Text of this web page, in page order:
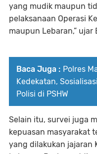
yang mudik maupun
pelaksanaan Operasi
maupun Lebaran,”
Baca Juga : Polres
Kedekatan,
Polisi di PSHW
Selain itu, survei juga
kepuasan masyarakat
yang dilakukan jajaran